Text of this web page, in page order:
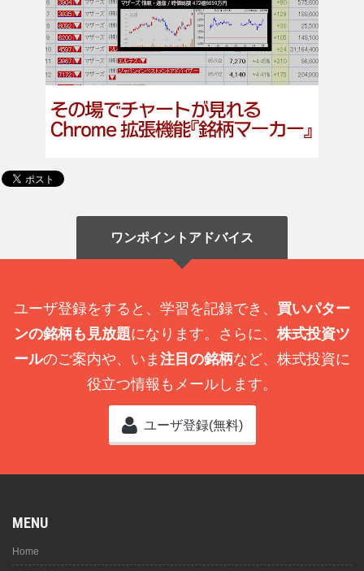
ワンポイントアドバイス
ユーザ登録をすると、学習を記録でき、 買いパター
ンの銘柄も見放題になります。さらに、 株式投資ツ
ールのご案内や、いま 注目の銘柄など、株式投資に
役立つ情報もメールします。
ユーザ登録(無料)
MENU
Home